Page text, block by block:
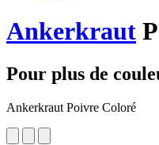
Ankerkraut
Pour plus de
Ankerkraut Poivre Coloré